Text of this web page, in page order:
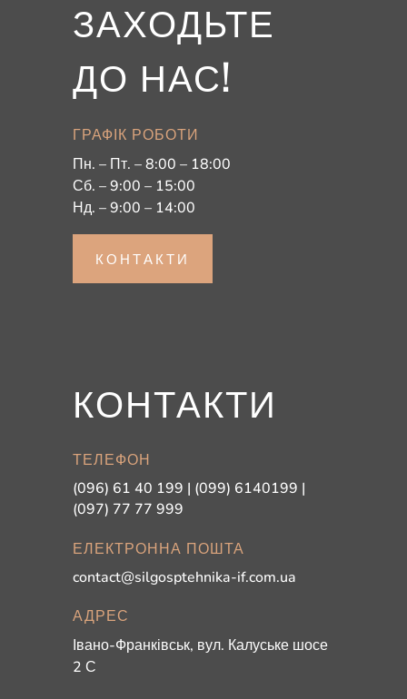
ЗАХОДЬТЕ
ДО НАС!
ГРАФІК РОБОТИ
Пн. – Пт. – 8:00 – 18:00
Сб. – 9:00 – 15:00
Нд. – 9:00 – 14:00
КОНТАКТИ
КОНТАКТИ
ТЕЛЕФОН
(096) 61 40 199 | (099) 6140199 |
(097) 77 77 999
ЕЛЕКТРОННА ПОШТА
contact@silgosptehnika-if.com.ua
АДРЕС
Івано-Франківськ, вул. Калуське шосе
2 С